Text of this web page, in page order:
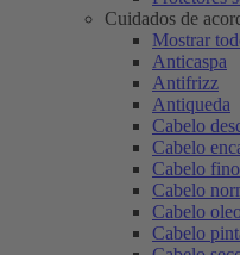
Cuidados de
Mostrar
Anticaspa
Antifrizz
Antiqueda
Cabelo
Cabelo
Cabelo
Cabelo
Cabelo
Cabelo